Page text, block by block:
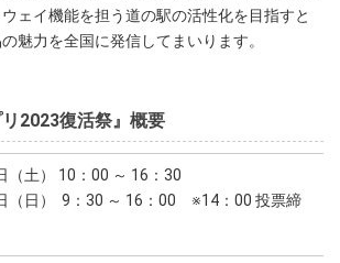
ェイ機能を担う道の駅の活性化を目指すと
魅力を全国に発信してまいります。
リ2023復活祭』概要
（土） 10：00 ～ 16：30
（日） 9：30 ～ 16：00 ※14：00 投票締